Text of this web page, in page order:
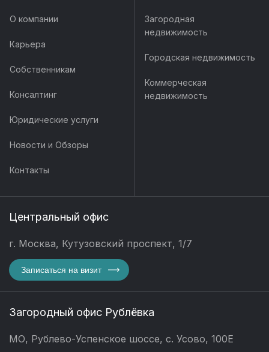
О компании
Карьера
Собственникам
Консалтинг
Юридические услуги
Новости и Обзоры
Контакты
Загородная
недвижимость
Городская недвижимость
Коммерческая
недвижимость
Центральный офис
г. Москва, Кутузовский проспект, 1/7
Записаться на визит
Загородный офис Рублёвка
МО, Рублево-Успенское шоссе, с. Усово, 100Е